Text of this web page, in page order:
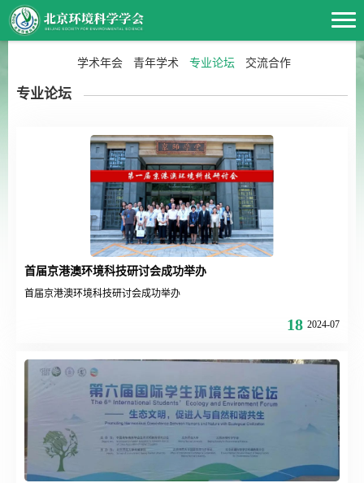
学术年会 青年学术 专业论坛 交流合作
专业论坛
首届京港澳环境科技研讨会成功举办
首届京港澳环境科技研讨会成功举办
18 2024-07